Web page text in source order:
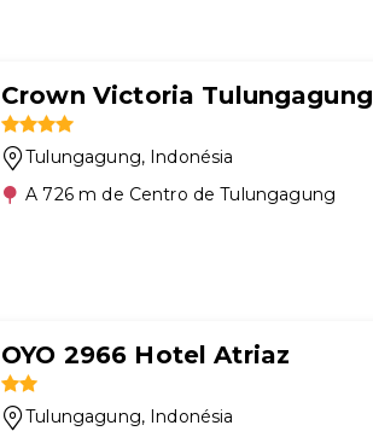
Crown Victoria Tulungagung
Tulungagung, Indonésia
A 726 m de Centro de Tulungagung
OYO 2966 Hotel Atriaz
Tulungagung, Indonésia